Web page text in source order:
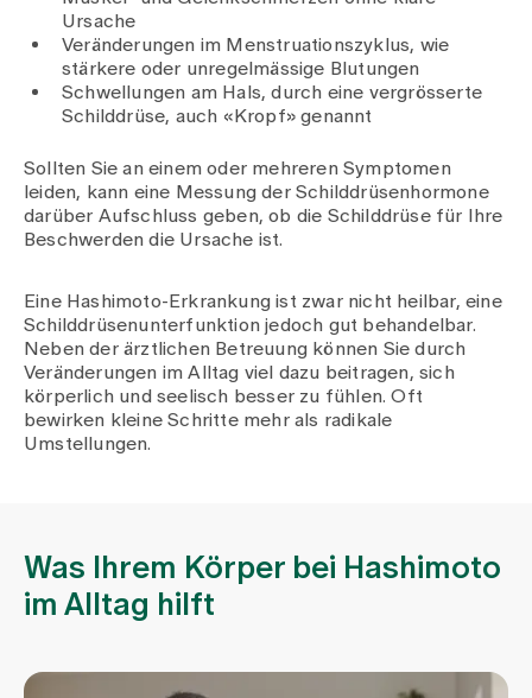
Ursache
Veränderungen im Menstruationszyklus, wie
stärkere oder unregelmässige Blutungen
Schwellungen am Hals, durch eine vergrösserte
Schilddrüse, auch «Kropf» genannt
Sollten Sie an einem oder mehreren Symptomen
leiden, kann eine Messung der Schilddrüsenhormone
darüber Aufschluss geben, ob die Schilddrüse für Ihre
Beschwerden die Ursache ist.
Eine Hashimoto-Erkrankung ist zwar nicht heilbar, eine
Schilddrüsenunterfunktion jedoch gut behandelbar.
Neben der ärztlichen Betreuung können Sie durch
Veränderungen im Alltag viel dazu beitragen, sich
körperlich und seelisch besser zu fühlen. Oft
bewirken kleine Schritte mehr als radikale
Umstellungen.
Was Ihrem Körper bei Hashimoto
im Alltag hilft